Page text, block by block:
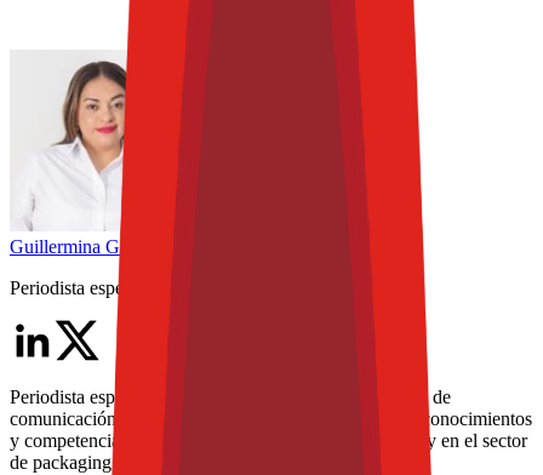
Guillermina García
Periodista especializada Senior
Periodista especializada con más de 15 años en medios de
comunicación. En los últimos 8 años ha enfocado sus conocimientos
y competencias en la industria de alimentos y bebidas, y en el sector
de packaging para alimentos.